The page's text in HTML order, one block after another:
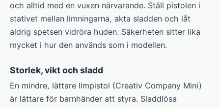
och alltid med en vuxen närvarande. Ställ pistolen i
stativet mellan limningarna, akta sladden och låt
aldrig spetsen vidröra huden. Säkerheten sitter lika
mycket i hur den används som i modellen.
Storlek, vikt och sladd
En mindre, lättare limpistol (Creativ Company Mini)
är lättare för barnhänder att styra. Sladdlösa